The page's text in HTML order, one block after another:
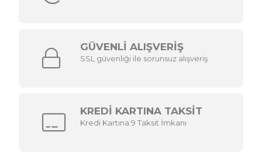
GÜVENLİ ALIŞVERİŞ
SSL güvenliği ile sorunsuz alışveriş
KREDİ KARTINA TAKSİT
Kredi Kartına 9 Taksit İmkanı